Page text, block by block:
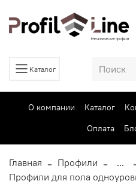
Каталог
О компании Каталог
Оплата
Главная Профили
...
Профили для пола